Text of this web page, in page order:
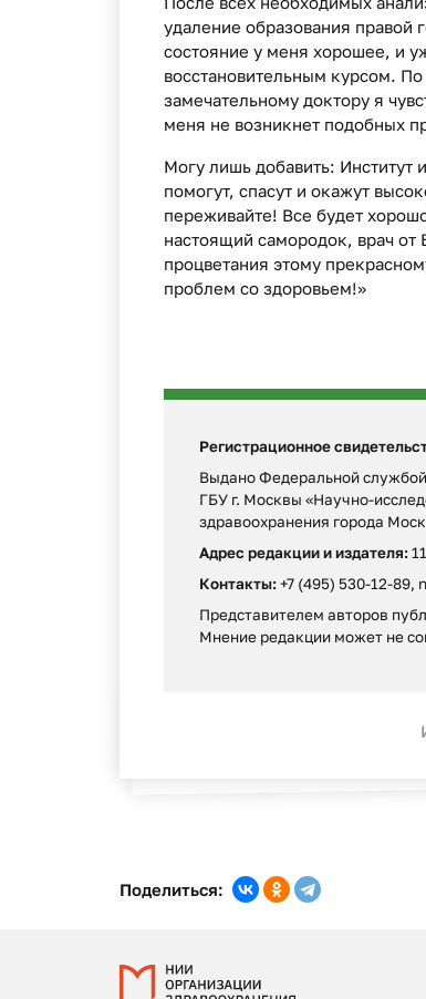
удаление образования
состояние у меня хорошее, и
восстановительным курсом.
замечательному доктору я
меня не возникнет подобных
Могу лишь добавить: Институт
помогут, спасут и окажут
переживайте! Все будет
настоящий самородок, врач от
процветания этому
проблем со здоровьем!»
Регистрационное
Выдано Федеральной
ГБУ г. Москвы «Научно-
здравоохранения города
Адрес редакции и издателя:
Контакты: +7 (495) 530-12-89,
Представителем авторов
Мнение редакции может не
Поделиться: